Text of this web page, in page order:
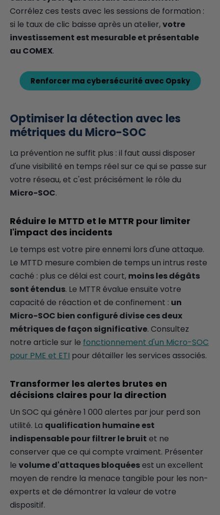
Corrélez ces tests avec les sessions de formation :
si le taux de clic baisse après un atelier,votre
investissement est mesurable et présentable
au COMEX.
Renforcer ma cybersécurité avec Opsky
Optimiser la détection avec les
métriques du Micro-SOC
La prévention ne suffit plus : il faut aussi disposer
d'une visibilité en temps réel sur ce qui se passe sur
votre réseau, et c'est précisément le rôle du
Micro-SOC.
Réduire le MTTD et le MTTR pour limiter
l'impact des incidents
Le temps est votre pire ennemi lors d'une attaque.
Le MTTD mesure combien de temps un intrus reste
caché : plus ce délai est court, moins les dégâts
sont étendus. Le MTTR évalue ensuite votre
capacité de réaction et de confinement : un
Micro-SOC bien configuré divise ces deux
métriques de façon significative. Consultez
notre article sur le fonctionnement d'un Micro-SOC
pour PME et ETI pour détailler les services associés.
Transformer les alertes brutes en
décisions claires pour la direction
Un SOC qui génère 1 000 alertes par jour perd son
utilité. La qualification humaine est
indispensable pour filtrer le bruit et ne
conserver que ce qui compte vraiment. Présenter
le volume d'attaques bloquéesest un excellent
moyen de rendre la menace tangible pour les non-
experts et de démontrer la valeur de votre
dispositif.